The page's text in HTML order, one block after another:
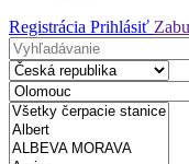
Registrácia Prihlásiť